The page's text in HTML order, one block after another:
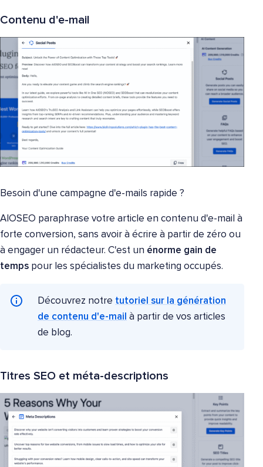
Contenu d'e-mail
Besoin d'une campagne d'e-mails rapide ?
AIOSEO paraphrase votre article en contenu d'e-mail à
forte conversion, sans avoir à écrire à partir de zéro ou
à engager un rédacteur. C'est un énorme gain de
temps pour les spécialistes du marketing occupés.
Découvrez notre tutoriel sur la génération
de contenu d'e-mail à partir de vos articles
de blog.
Titres SEO et méta-descriptions